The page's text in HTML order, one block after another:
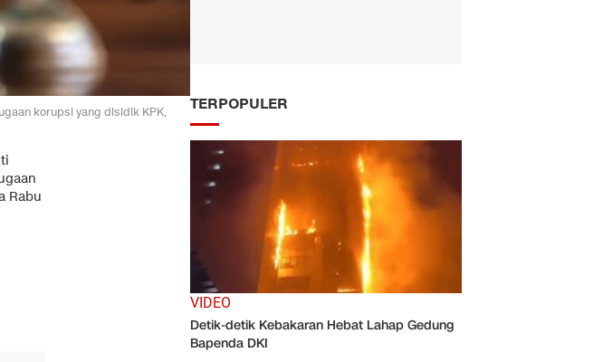
korupsi yang disidik KPK,
Rabu
TERPOPULER
VIDEO
Detik-detik Kebakaran Hebat Lahap Gedung
Bapenda DKI